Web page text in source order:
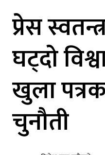
प्रेस
घट्दो
खुला
चुनौती